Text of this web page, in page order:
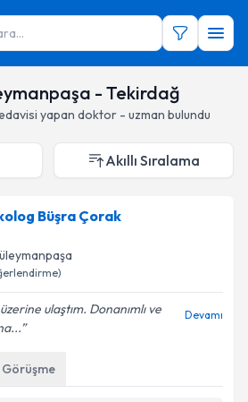
- Tekirdağ
yapan doktor - uzman bulundu
Akıllı Sıralama
Büşra Çorak
ulaştım. Donanımlı ve
Devamı